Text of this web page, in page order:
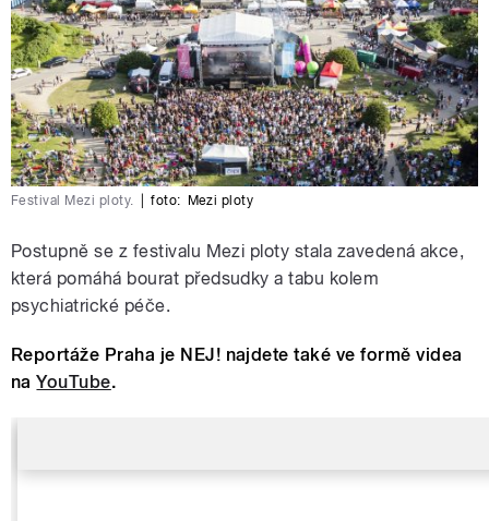
Festival Mezi ploty. foto: Mezi ploty
Postupně se z festivalu Mezi ploty stala zavedená akce,
která pomáhá bourat předsudky a tabu kolem
psychiatrické péče.
Reportáže Praha je NEJ! najdete také ve formě videa
naYouTube.